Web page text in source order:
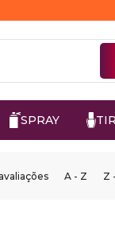
SPRAY
A - Z Z